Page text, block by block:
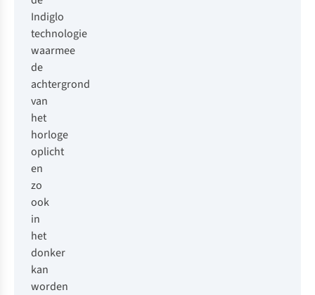
Indiglo
technologie
waarmee
de
achtergrond
van
het
horloge
oplicht
en
zo
ook
in
het
donker
kan
worden